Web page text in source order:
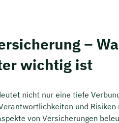
–
wichtig ist
nicht nur eine tiefe
und
von Versicherungen